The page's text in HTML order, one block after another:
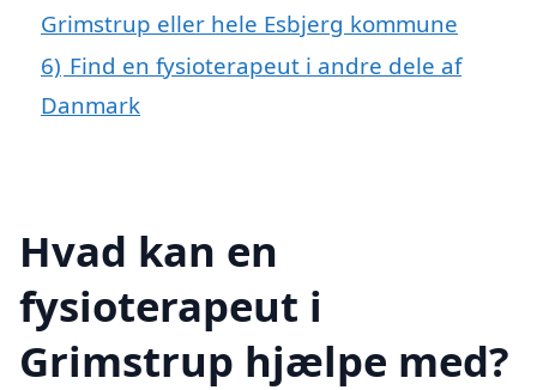
Grimstrup eller hele Esbjerg kommune
6) Find en fysioterapeut i andre dele af
Danmark
Hvad kan en
fysioterapeut i
Grimstrup hjælpe med?